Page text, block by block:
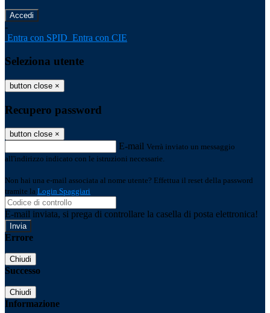
-
Entra con SPID Entra con CIE
Seleziona utente
button close ×
Recupero password
button close ×
E-mail Verrà inviato un messaggio
all'indirizzo indicato con le istruzioni necessarie.
Non hai una e-mail associata al nome utente? Effettua il reset della password
tramite la Login Spaggiari
E-mail inviata, si prega di controllare la casella di posta elettronica!
Errore
Chiudi
Successo
Chiudi
Informazione